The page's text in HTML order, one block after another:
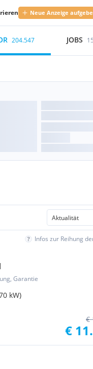
Neue Anzeige
204.547 JOBS
Infos zur Reihung
Garantie
kW)
€
€